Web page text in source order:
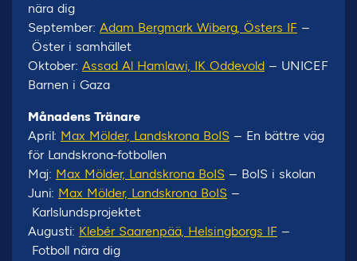
nära dig
September: Adam Bergmark Wiberg, Östers IF –
Öster i samhället
Oktober: Assad Al Hamlawi, IK Oddevold – UNICEF
Barnen i Gaza
Månadens Tränare
April: Max Mölder, Landskrona BoIS – En bättre väg
för Landskrona-fotbollen
Maj: Max Mölder, Landskrona BoIS – BoIS i skolan
Juni: Max Mölder, Landskrona BoIS –
Karlslundsprojektet
Augusti: Klebér Saarenpää, Helsingborgs IF –
Fotboll nära dig